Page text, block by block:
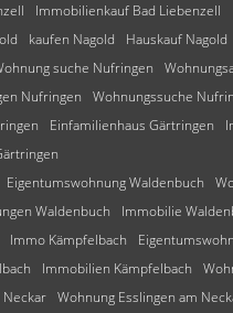
Immobilienkauf Bad Liebenzell
kaufen Nagold Hauskauf Nagold
suche Nufringen
Nufringen Wohnungssuche
Einfamilienhaus Gärtringen
Eigentumswohnung Waldenbuch
Waldenbuch Immobilie
Immo Kämpfelbach
Immobilien Kämpfelbach
Neckar Wohnung Esslingen am